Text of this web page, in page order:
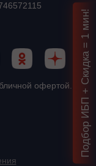
офертой. Подбор ИБП + Скидка = 1 мин!